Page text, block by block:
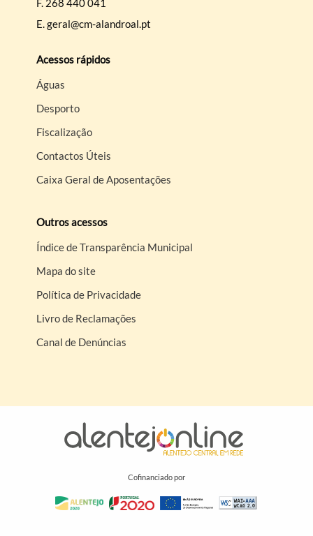
F. 268 440 041
E.geral@cm-alandroal.pt
Acessos rápidos
Águas
Desporto
Fiscalização
Contactos Úteis
Caixa Geral de Aposentações
Outros acessos
Índice de Transparência Municipal
Mapa do site
Política de Privacidade
Livro de Reclamações
Canal de Denúncias
Cofinanciado por